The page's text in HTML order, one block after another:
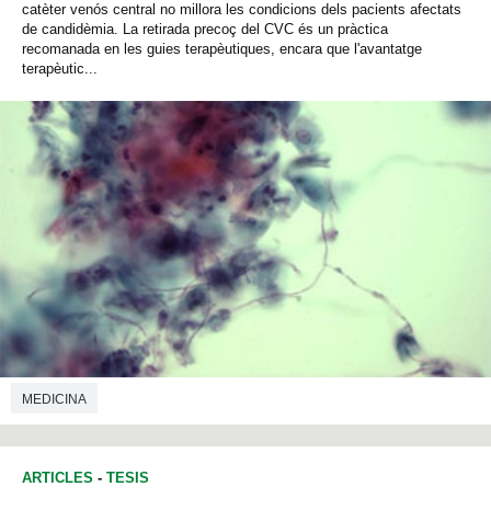
catèter venós central no millora les condicions dels pacients afectats
de candidèmia. La retirada precoç del CVC és un pràctica
recomanada en les guies terapèutiques, encara que l'avantatge
terapèutic...
MEDICINA
ARTICLES - TESIS